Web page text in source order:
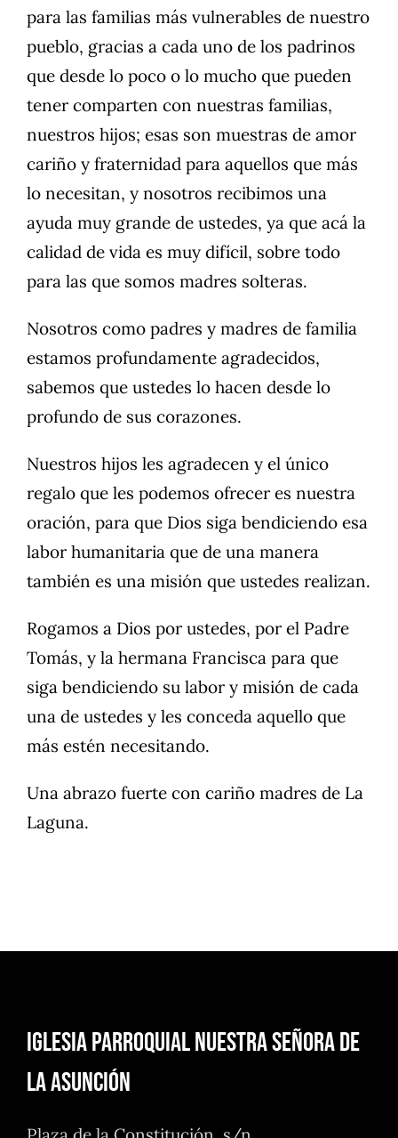
para las familias más vulnerables de nuestro
pueblo, gracias a cada uno de los padrinos
que desde lo poco o lo mucho que pueden
tener comparten con nuestras familias,
nuestros hijos; esas son muestras de amor
cariño y fraternidad para aquellos que más
lo necesitan, y nosotros recibimos una
ayuda muy grande de ustedes, ya que acá la
calidad de vida es muy difícil, sobre todo
para las que somos madres solteras.
Nosotros como padres y madres de familia
estamos profundamente agradecidos,
sabemos que ustedes lo hacen desde lo
profundo de sus corazones.
Nuestros hijos les agradecen y el único
regalo que les podemos ofrecer es nuestra
oración, para que Dios siga bendiciendo esa
labor humanitaria que de una manera
también es una misión que ustedes realizan.
Rogamos a Dios por ustedes, por el Padre
Tomás, y la hermana Francisca para que
siga bendiciendo su labor y misión de cada
una de ustedes y les conceda aquello que
más estén necesitando.
Una abrazo fuerte con cariño madres de La
Laguna.
Iglesia Parroquial Nuestra Señora de
la Asunción